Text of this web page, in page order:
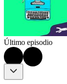
Último episodio